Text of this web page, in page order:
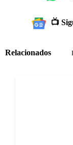
📺
Relacionados